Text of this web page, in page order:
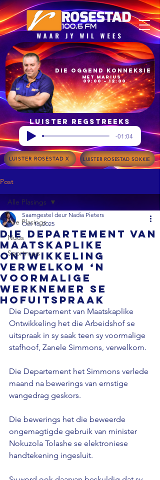
09:00 – 12:00
met Marius
Die Oggend Konneksie
Luister regstreeks
-01:04
LUISTER ROSESTAD X LUISTER ROSESTAD SOKKIE
Post
Alle Plasings
Nuus
Sportnuus
Alle Plasings
Die Departement van
Maatskaplike
Ontwikkeling
verwelkom ‘n
voormalige
werknemer se
hofuitspraak
Saamgestel deur Nadia Pieters
Oct 16, 2025
Die Departement van Maatskaplike
Ontwikkeling het die Arbeidshof se
uitspraak in sy saak teen sy voormalige
stafhoof, Zanele Simmons, verwelkom.
Die Departement het Simmons verlede
maand na bewerings van ernstige
wangedrag geskors.
Die bewerings het die beweerde
ongemagtigde gebruik van minister
Nokuzola Tolashe se elektroniese
handtekening ingesluit.